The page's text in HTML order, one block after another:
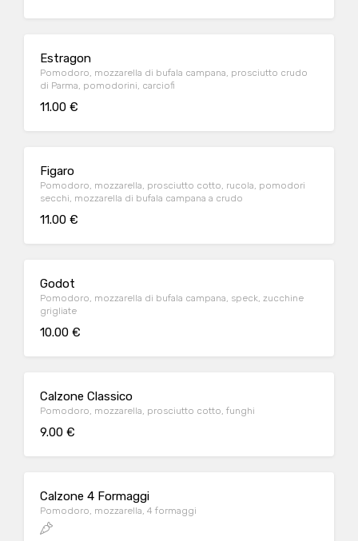
Estragon
Pomodoro, mozzarella di bufala campana, prosciutto crudo
di Parma, pomodorini, carciofi
11.00 €
Figaro
Pomodoro, mozzarella, prosciutto cotto, rucola, pomodori
secchi, mozzarella di bufala campana a crudo
11.00 €
Godot
Pomodoro, mozzarella di bufala campana, speck, zucchine
grigliate
10.00 €
Calzone Classico
Pomodoro, mozzarella, prosciutto cotto, funghi
9.00 €
Calzone 4 Formaggi
Pomodoro, mozzarella, 4 formaggi